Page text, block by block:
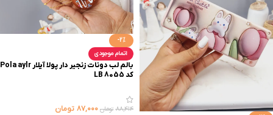
-2%
اتمام موجودی
بالم لب دونات زنجیر دار پولا آیلار Pola aylr
کد LB 8055
۸۸,۴۱۴ تومان ۸۷,۰۰۰ تومان